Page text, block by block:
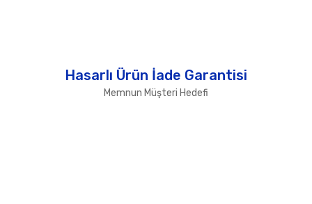
Hasarlı Ürün İade Garantisi
Memnun Müşteri Hedefi